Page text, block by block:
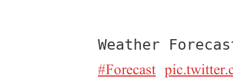
Weather
#Forecast